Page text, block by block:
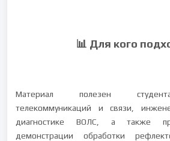
📊 Для кого
Материал полезен
телекоммуникаций и связи,
диагностике ВОЛС, а также
демонстрации обработки